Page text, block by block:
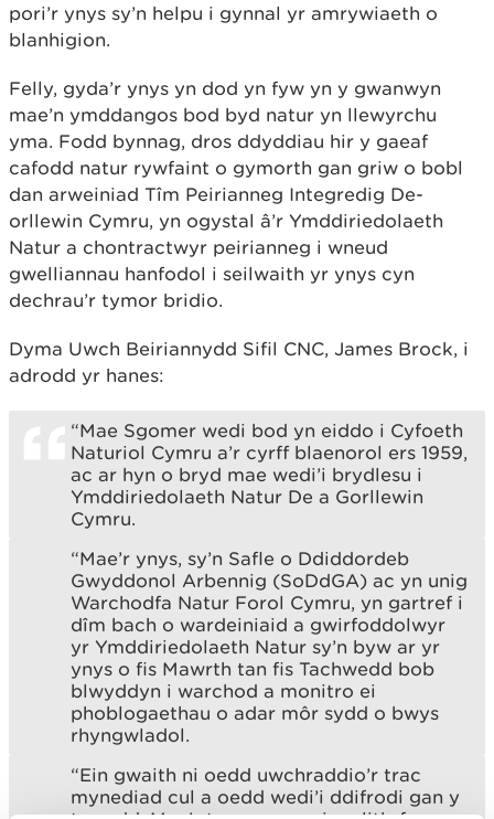
pori’r ynys sy’n helpu i gynnal yr amrywiaeth o
blanhigion.
Felly, gyda’r ynys yn dod yn fyw yn y gwanwyn
mae’n ymddangos bod byd natur yn llewyrchu
yma. Fodd bynnag, dros ddyddiau hir y gaeaf
cafodd natur rywfaint o gymorth gan griw o bobl
dan arweiniad Tîm Peirianneg Integredig De-
orllewin Cymru, yn ogystal â’r Ymddiriedolaeth
Natur a chontractwyr peirianneg i wneud
gwelliannau hanfodol i seilwaith yr ynys cyn
dechrau’r tymor bridio.
Dyma Uwch Beiriannydd Sifil CNC, James Brock, i
adrodd yr hanes:
“Mae Sgomer wedi bod yn eiddo i Cyfoeth
Naturiol Cymru a’r cyrff blaenorol ers 1959,
ac ar hyn o bryd mae wedi’i brydlesu i
Ymddiriedolaeth Natur De a Gorllewin
Cymru.
“Mae’r ynys, sy’n Safle o Ddiddordeb
Gwyddonol Arbennig (SoDdGA) ac yn unig
Warchodfa Natur Forol Cymru, yn gartref i
dîm bach o wardeiniaid a gwirfoddolwyr
yr Ymddiriedolaeth Natur sy’n byw ar yr
ynys o fis Mawrth tan fis Tachwedd bob
blwyddyn i warchod a monitro ei
phoblogaethau o adar môr sydd o bwys
rhyngwladol.
“Ein gwaith ni oedd uwchraddio’r trac
mynediad cul a oedd wedi’i ddifrodi gan y